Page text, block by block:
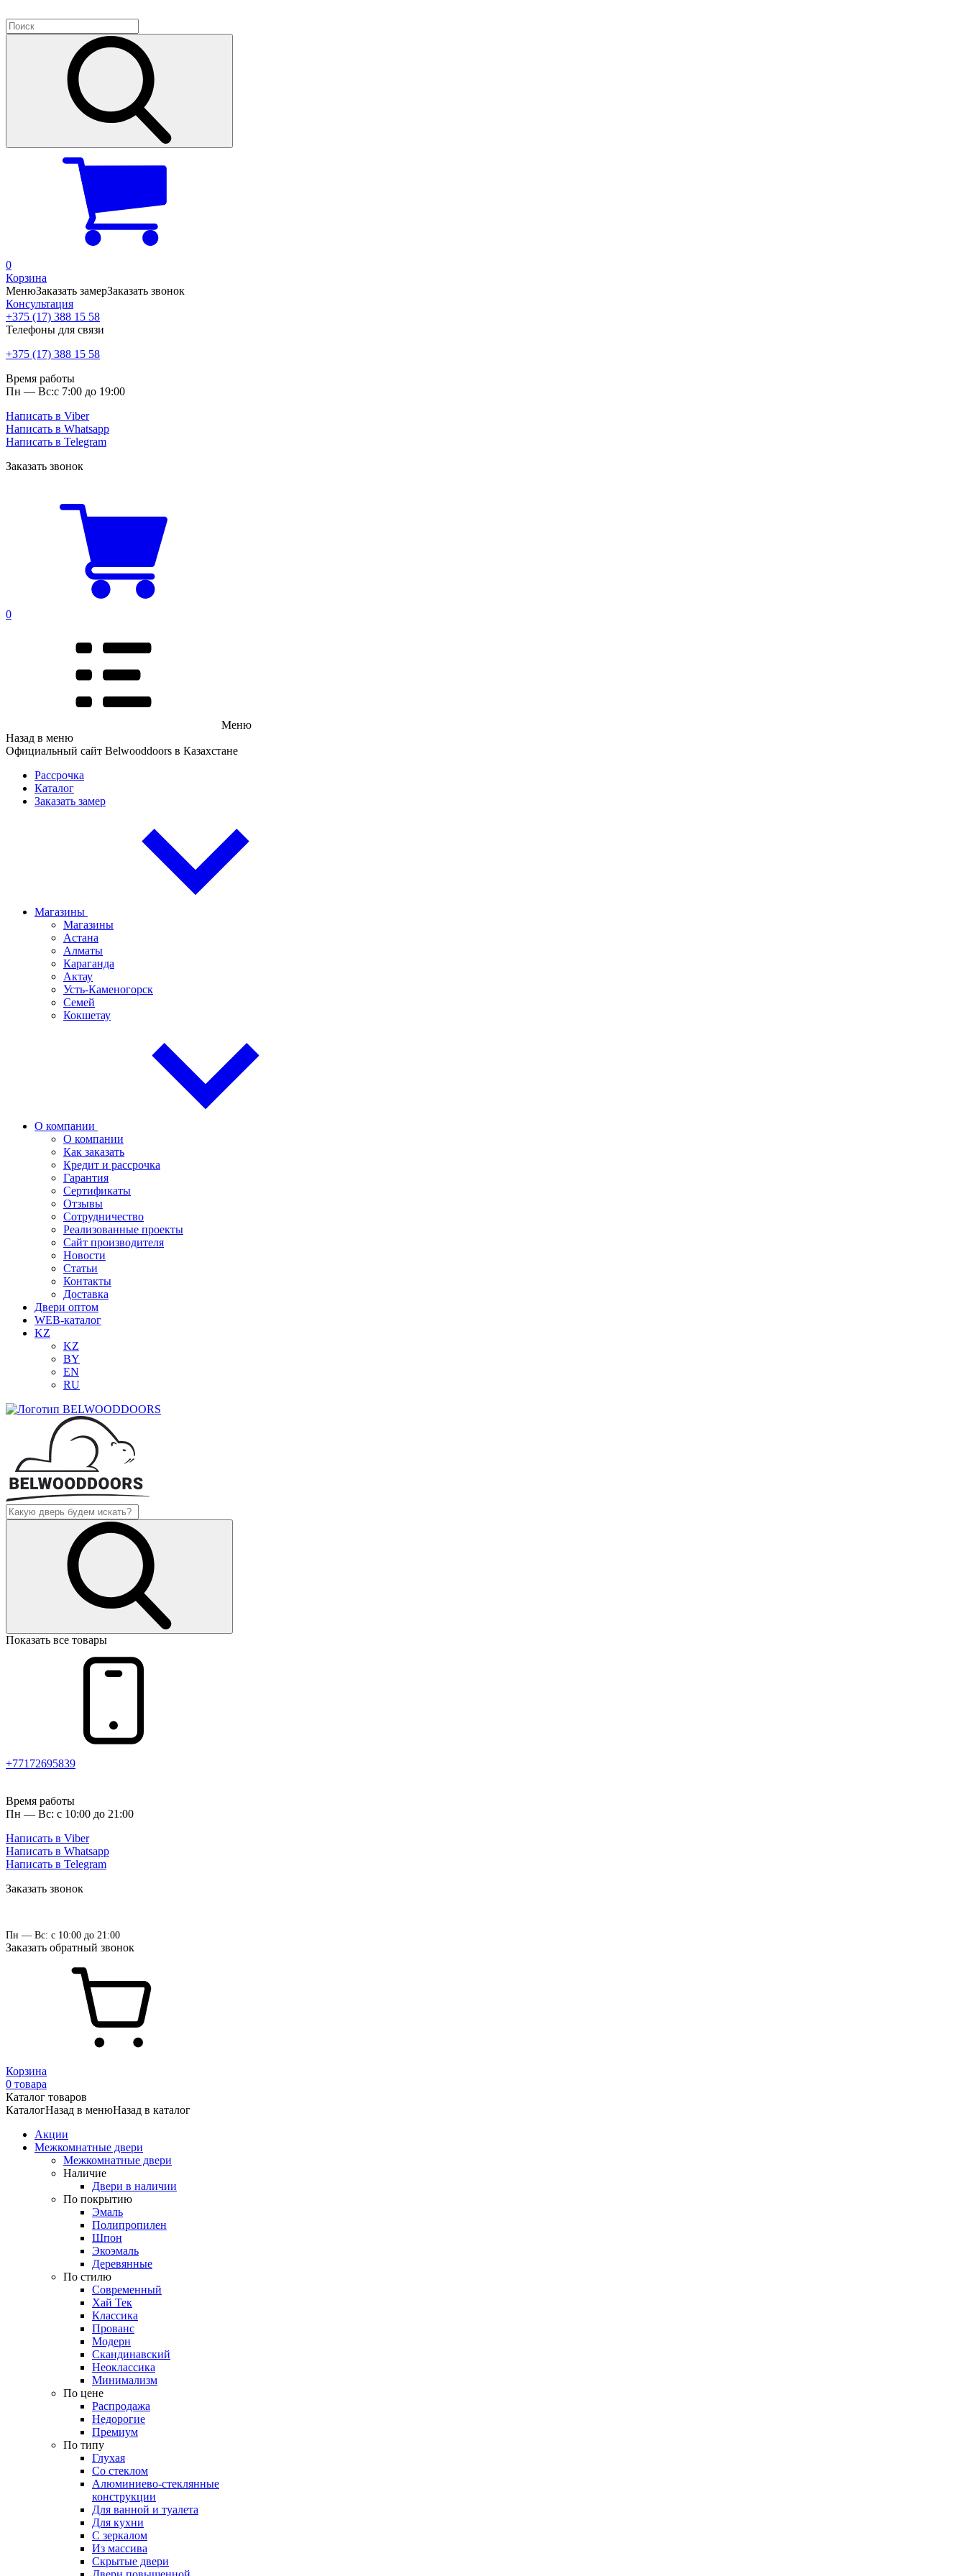
0
Корзина
МенюЗаказать замерЗаказать звонок
Консультация
+375 (17) 388 15 58
Телефоны для связи
+375 (17) 388 15 58
Время работы
Пн — Вс:с 7:00 до 19:00
Написать в Viber
Написать в Whatsapp
Написать в Telegram
Заказать звонок
0
Меню
Назад в меню
Официальный сайт Belwooddoors в Казахстане
Рассрочка
Каталог
Заказать замер
Магазины
Магазины
Астана
Алматы
Караганда
Актау
Усть-Каменогорск
Семей
Кокшетау
О компании
О компании
Как заказать
Кредит и рассрочка
Гарантия
Сертификаты
Отзывы
Сотрудничество
Реализованные проекты
Сайт производителя
Новости
Статьи
Контакты
Доставка
Двери оптом
WEB-каталог
KZ
KZ
BY
EN
RU
Показать все товары
+77172695839
Время работы
Пн — Вс: с 10:00 до 21:00
Написать в Viber
Написать в Whatsapp
Написать в Telegram
Заказать звонок
Пн — Вс: с 10:00 до 21:00
Заказать обратный звонок
Корзина
0 товара
Каталог товаров
КаталогНазад в менюНазад в каталог
Акции
Межкомнатные двери
Межкомнатные двери
Наличие
Двери в наличии
По покрытию
Эмаль
Полипропилен
Шпон
Экоэмаль
Деревянные
По стилю
Современный
Хай Тек
Классика
Прованс
Модерн
Скандинавский
Неоклассика
Минимализм
По цене
Распродажа
Недорогие
Премиум
По типу
Глухая
Со стеклом
Алюминиево-стеклянные
конструкции
Для ванной и туалета
Для кухни
С зеркалом
Из массива
Скрытые двери